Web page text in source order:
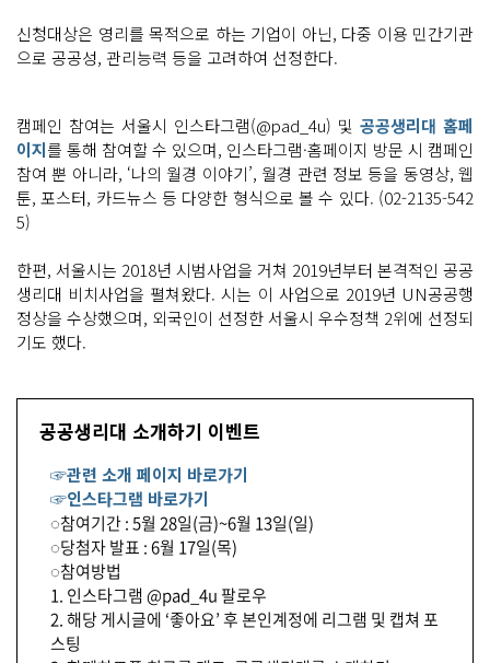
신청대상은 영리를 목적으로 하는 기업이 아닌, 다중 이용 민간기관
으로 공공성, 관리능력 등을 고려하여 선정한다.
캠페인 참여는 서울시 인스타그램(@pad_4u) 및 공공생리대 홈페
이지를 통해 참여할 수 있으며, 인스타그램·홈페이지 방문 시 캠페인
참여 뿐 아니라, ‘나의 월경 이야기’, 월경 관련 정보 등을 동영상, 웹
툰, 포스터, 카드뉴스 등 다양한 형식으로 볼 수 있다. (02-2135-542
5)
한편, 서울시는 2018년 시범사업을 거쳐 2019년부터 본격적인 공공
생리대 비치사업을 펼쳐왔다. 시는 이 사업으로 2019년 UN공공행
정상을 수상했으며, 외국인이 선정한 서울시 우수정책 2위에 선정되
기도 했다.
공공생리대 소개하기 이벤트
☞관련 소개 페이지 바로가기
☞인스타그램 바로가기
◌참여기간 : 5월 28일(금)~6월 13일(일)
◌당첨자 발표 : 6월 17일(목)
◌참여방법
1. 인스타그램 @pad_4u 팔로우
2. 해당 게시글에 ‘좋아요’ 후 본인계정에 리그램 및 캡쳐 포
스팅